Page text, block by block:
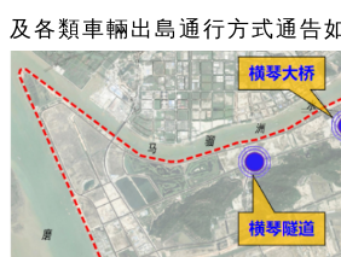
及各類車輛出島通行方式通告